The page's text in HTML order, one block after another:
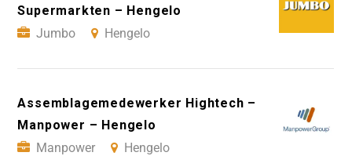
Supermarkten – Hengelo
Jumbo
Hengelo
Assemblagemedewerker Hightech –
Manpower – Hengelo
Manpower
Hengelo